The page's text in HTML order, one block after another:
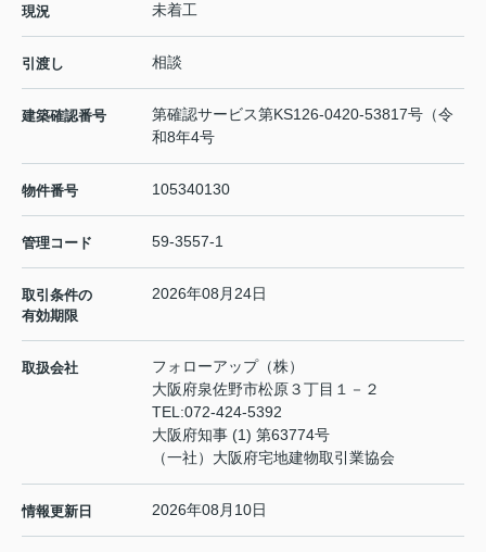
現況 未着工
引渡し 相談
建築確認番号
第確認サービス第KS126-0420-53817号（令
和8年4号
物件番号 105340130
管理コード 59-3557-1
取引条件の
有効期限
2026年08月24日
取扱会社
フォローアップ（株）
大阪府泉佐野市松原３丁目１－２
TEL:072-424-5392
大阪府知事 (1) 第63774号
（一社）大阪府宅地建物取引業協会
情報更新日 2026年08月10日